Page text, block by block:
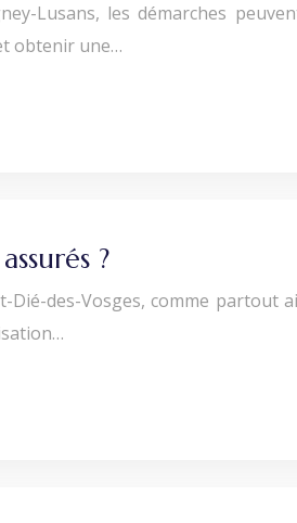
Lusans, les démarches
obtenir une…
?
des-Vosges, comme partout